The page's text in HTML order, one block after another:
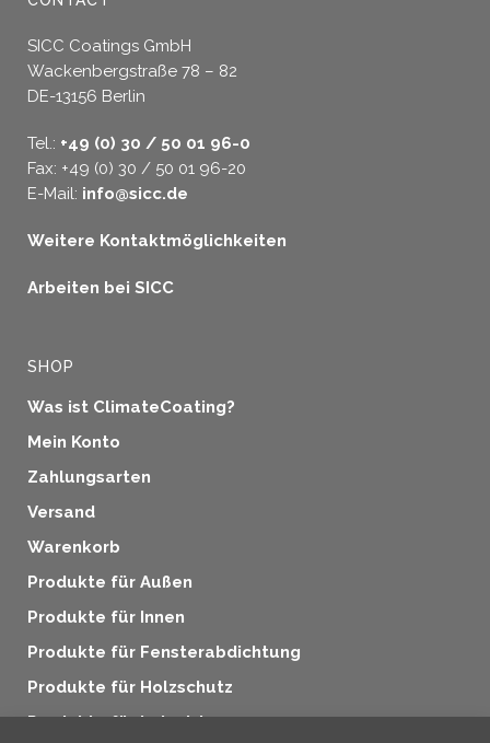
SICC Coatings GmbH
Wackenbergstraße 78 – 82
DE-13156 Berlin
Tel.: +49 (0) 30 / 50 01 96-0
Fax: +49 (0) 30 / 50 01 96-20
E-Mail: info@sicc.de
Weitere Kontaktmöglichkeiten
Arbeiten bei SICC
SHOP
Was ist ClimateCoating?
Mein Konto
Zahlungsarten
Versand
Warenkorb
Produkte für Außen
Produkte für Innen
Produkte für Fensterabdichtung
Produkte für Holzschutz
Produkte für Industrie